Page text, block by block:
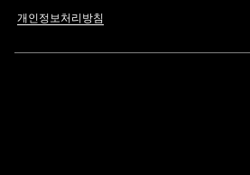
개인정보처리방침